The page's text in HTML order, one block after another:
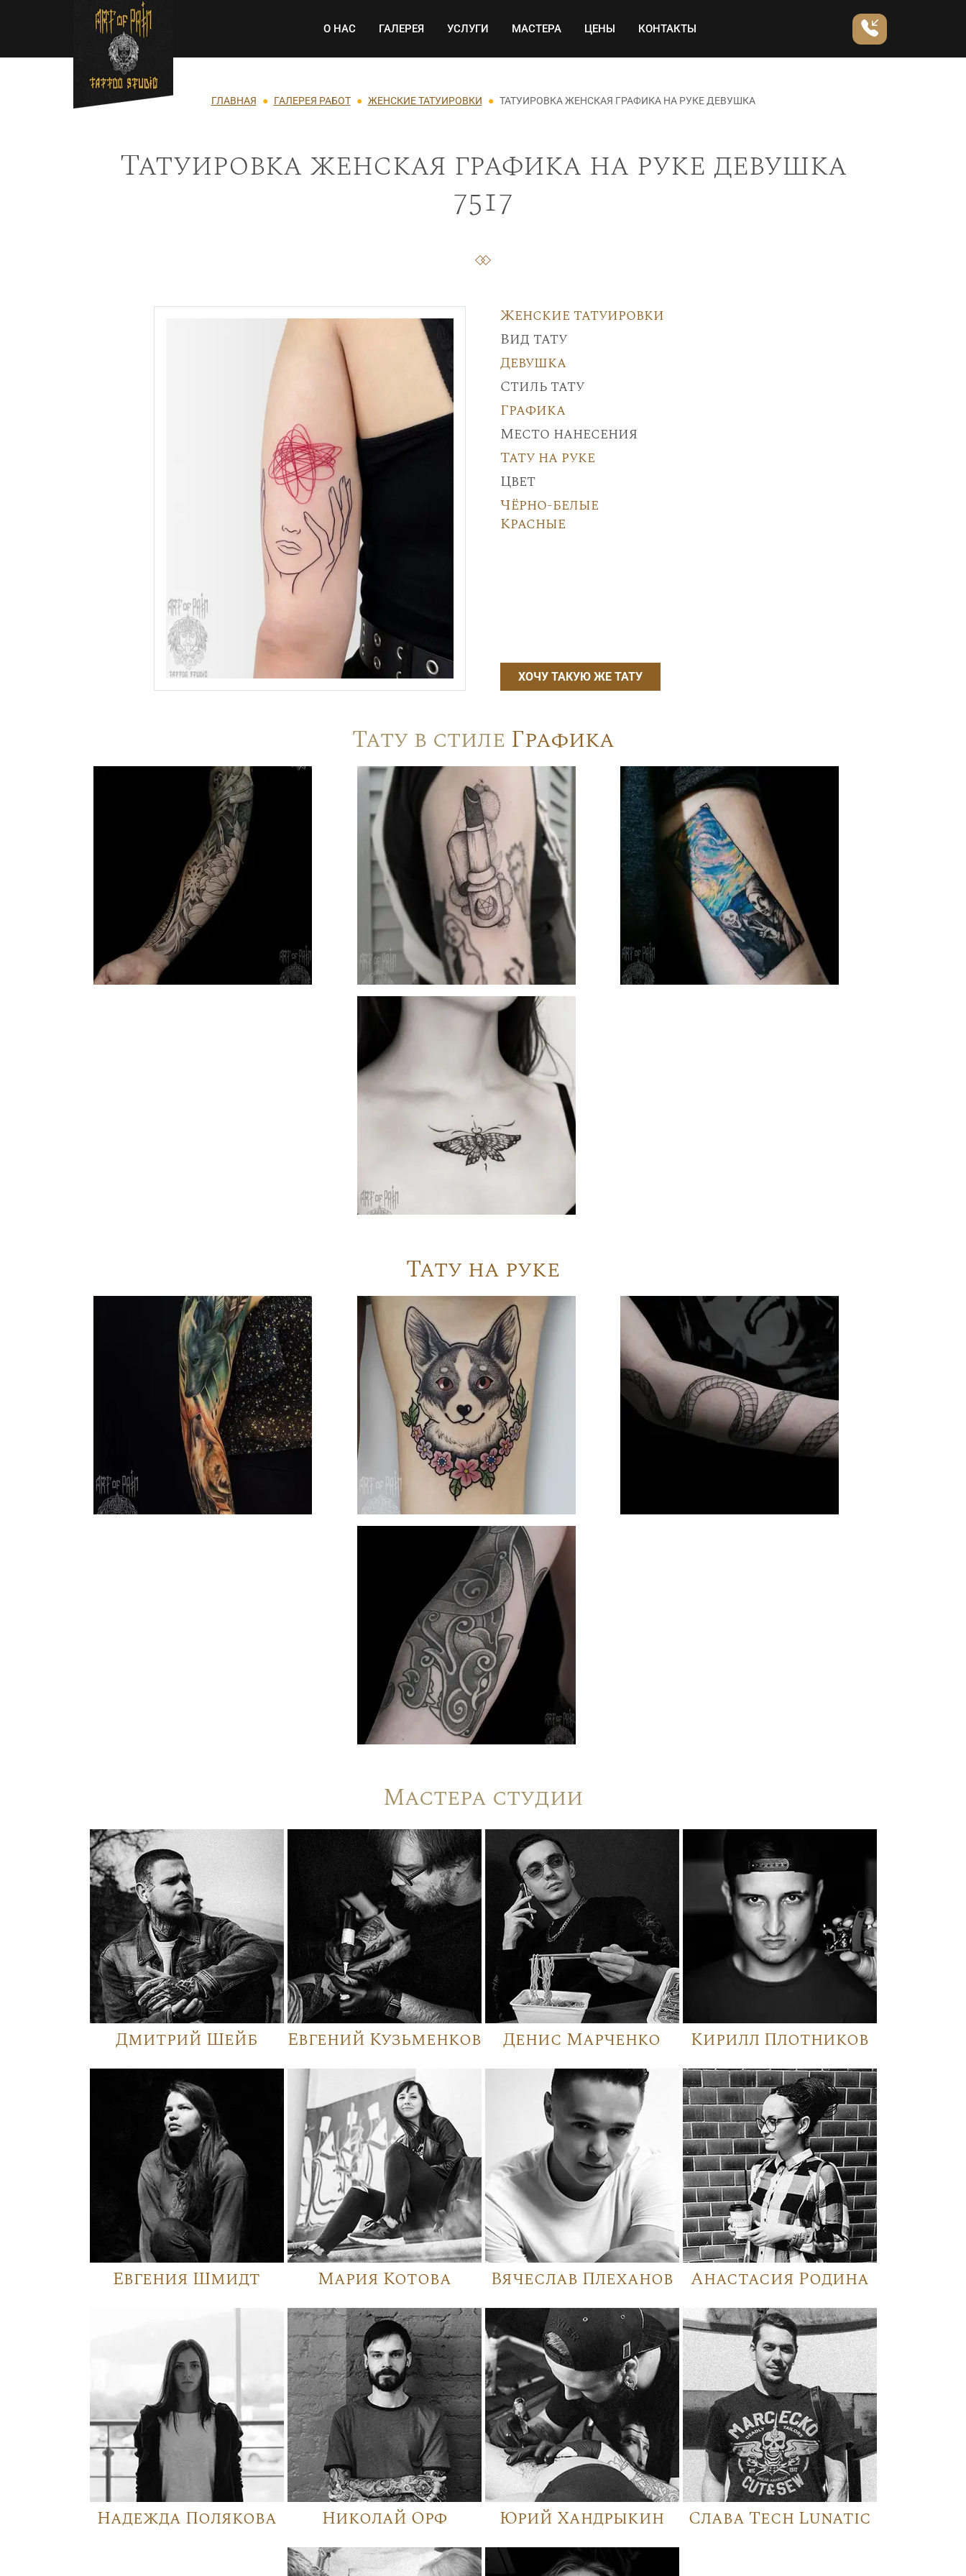
Перейти к основному содержанию Основная навигация
О НАС ГАЛЕРЕЯ УСЛУГИ МАСТЕРА ЦЕНЫ КОНТАКТЫ
Строка навигации
ГЛАВНАЯ ГАЛЕРЕЯ РАБОТ ЖЕНСКИЕ ТАТУИРОВКИ ТАТУИРОВКА ЖЕНСКАЯ ГРАФИКА НА РУКЕ ДЕВУШКА
Татуировка женская графика на руке девушка
7517
Женские татуировки
Вид тату
Девушка
Стиль тату
Графика
Место нанесения
Тату на руке
Цвет
Чёрно-белые
Красные
ХОЧУ ТАКУЮ ЖЕ ТАТУ
Тату в стиле Графика
Тату на руке
Мастера студии
Дмитрий Шейб Евгений Кузьменков Денис Марченко Кирилл Плотников
Евгения Шмидт Мария Котова Вячеслав Плеханов Анастасия Родина
Надежда Полякова Николай Орф Юрий Хандрыкин Слава Tech Lunatic